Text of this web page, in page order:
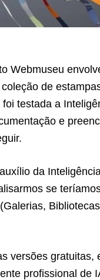
Webmuseu
de
testada a
e
da
se
versões gratuitas,
profissional de